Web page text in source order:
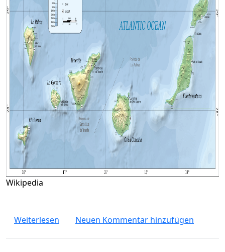
Wikipedia
Weiterlesen über La Gomera: Sehenswürdigkeiten
Neuen Kommentar hinzufügen